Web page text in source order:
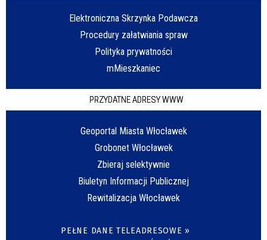
Elektroniczna Skrzynka Podawcza
Procedury załatwiania spraw
Polityka prywatności
mMieszkaniec
PRZYDATNE ADRESY WWW
Geoportal Miasta Włocławek
Grobonet Włocławek
Zbieraj selektywnie
Biuletyn Informacji Publicznej
Rewitalizacja Włocławek
PEŁNE DANE TELEADRESOWE »